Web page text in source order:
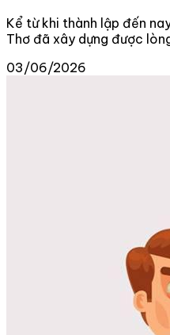
Kể từ khi thành lập đến
Thơ đã xây dựng được
03/06/2026